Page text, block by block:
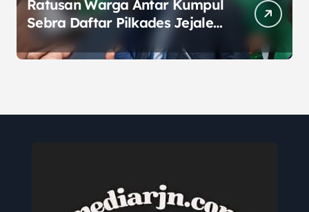
Ratusan Warga Antar Kumpul
Sebra Daftar Pilkades Jejalen
Jaya, Serukan Pemilu Damai